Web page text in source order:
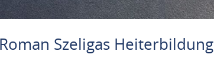
Szeligas Heiterbildung